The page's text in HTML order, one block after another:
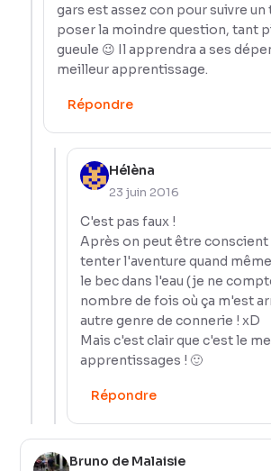
gars est assez con pour suivre un
poser la moindre question, tant
gueule 😉 Il apprendra a ses
meilleur apprentissage.
Répondre
Hélèna
23 juin 2016
C'est pas faux !
Après on peut être conscient
tenter l'aventure quand
le bec dans l'eau (je ne
nombre de fois où ça m'est
autre genre de connerie ! xD
Mais c'est clair que c'est le
apprentissages ! 🙂
Répondre
Bruno de Malaisie